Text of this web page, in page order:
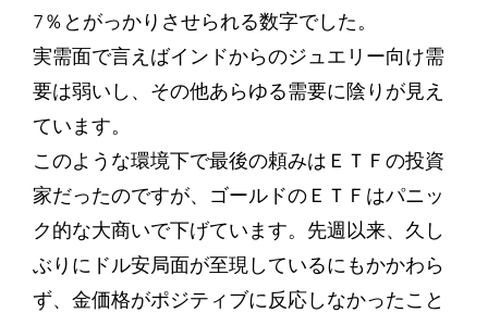
7％とがっかりさせられる数字でした。
実需面で言えばインドからのジュエリー向け需
要は弱いし、その他あらゆる需要に陰りが見え
ています。
このような環境下で最後の頼みはＥＴＦの投資
家だったのですが、ゴールドのＥＴＦはパニッ
ク的な大商いで下げています。先週以来、久し
ぶりにドル安局面が至現しているにもかかわら
ず、金価格がポジティブに反応しなかったこと